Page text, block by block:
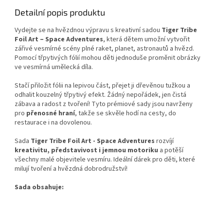
Detailní popis produktu
Vydejte se na hvězdnou výpravu s kreativní sadou Tiger Tribe
Foil Art – Space Adventures, která dětem umožní vytvořit
zářivé vesmírné scény plné raket, planet, astronautů a hvězd.
Pomocí třpytivých fólií mohou děti jednoduše proměnit obrázky
ve vesmírná umělecká díla.
Stačí přiložit fólii na lepivou část, přejet ji dřevěnou tužkou a
odhalit kouzelný třpytivý efekt. Žádný nepořádek, jen čistá
zábava a radost z tvoření! Tyto prémiové sady jsou navrženy
pro přenosné hraní, takže se skvěle hodí na cesty, do
restaurace i na dovolenou.
Sada Tiger Tribe Foil Art - Space Adventures rozvíjí
kreativitu, představivost i jemnou motoriku a potěší
všechny malé objevitele vesmíru. Ideální dárek pro děti, které
milují tvoření a hvězdná dobrodružství!
Sada obsahuje: